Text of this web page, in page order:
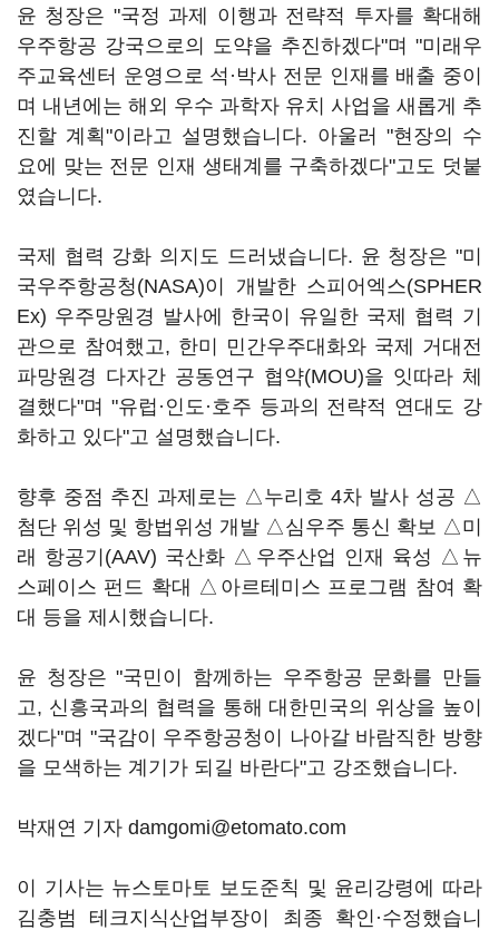
윤 청장은 "국정 과제 이행과 전략적 투자를 확대해
우주항공 강국으로의 도약을 추진하겠다"며 "미래우
주교육센터 운영으로 석·박사 전문 인재를 배출 중이
며 내년에는 해외 우수 과학자 유치 사업을 새롭게 추
진할 계획"이라고 설명했습니다. 아울러 "현장의 수
요에 맞는 전문 인재 생태계를 구축하겠다"고도 덧붙
였습니다.
국제 협력 강화 의지도 드러냈습니다. 윤 청장은 "미
국우주항공청(NASA)이 개발한 스피어엑스(SPHER
Ex) 우주망원경 발사에 한국이 유일한 국제 협력 기
관으로 참여했고, 한미 민간우주대화와 국제 거대전
파망원경 다자간 공동연구 협약(MOU)을 잇따라 체
결했다"며 "유럽·인도·호주 등과의 전략적 연대도 강
화하고 있다"고 설명했습니다.
향후 중점 추진 과제로는 △누리호 4차 발사 성공 △
첨단 위성 및 항법위성 개발 △심우주 통신 확보 △미
래 항공기(AAV) 국산화 △우주산업 인재 육성 △뉴
스페이스 펀드 확대 △아르테미스 프로그램 참여 확
대 등을 제시했습니다.
윤 청장은 "국민이 함께하는 우주항공 문화를 만들
고, 신흥국과의 협력을 통해 대한민국의 위상을 높이
겠다"며 "국감이 우주항공청이 나아갈 바람직한 방향
을 모색하는 계기가 되길 바란다"고 강조했습니다.
박재연 기자 damgomi@etomato.com
이 기사는 뉴스토마토 보도준칙 및 윤리강령에 따라
김충범 테크지식산업부장이 최종 확인·수정했습니